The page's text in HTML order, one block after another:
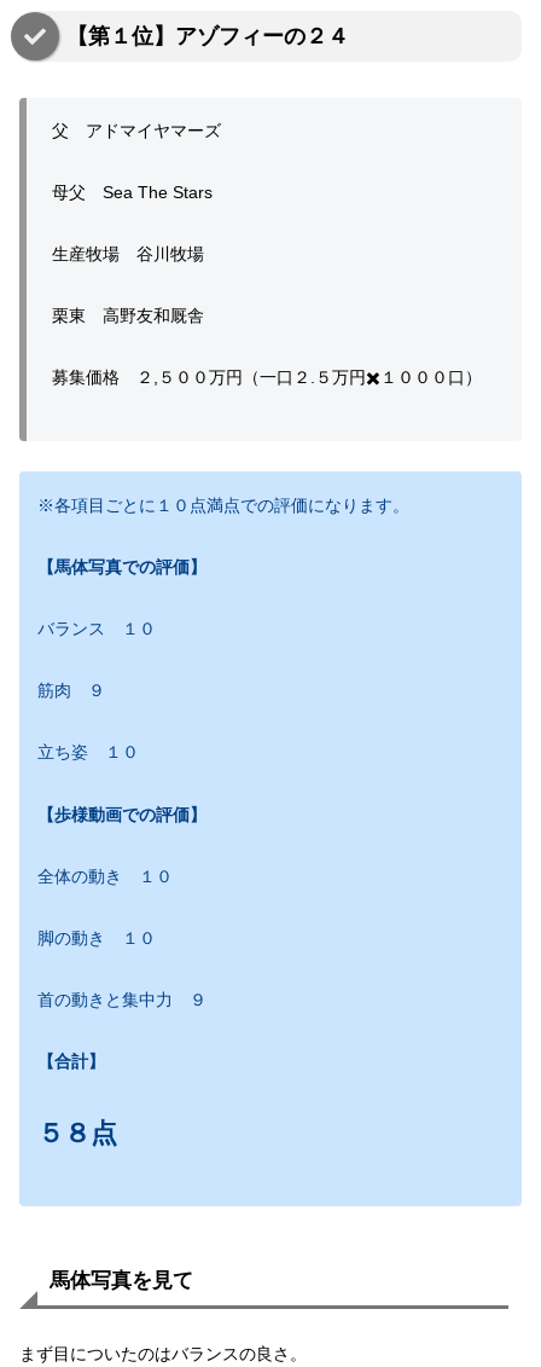
【第１位】アゾフィーの２４
父 アドマイヤマーズ
母父 Sea The Stars
生産牧場 谷川牧場
栗東 高野友和厩舎
募集価格 ２,５００万円（一口２.５万円✖️１０００口）
※各項目ごとに１０点満点での評価になります。
【馬体写真での評価】
バランス １０
筋肉 ９
立ち姿 １０
【歩様動画での評価】
全体の動き １０
脚の動き １０
首の動きと集中力 ９
【合計】
５８点
馬体写真を見て
まず目についたのはバランスの良さ。